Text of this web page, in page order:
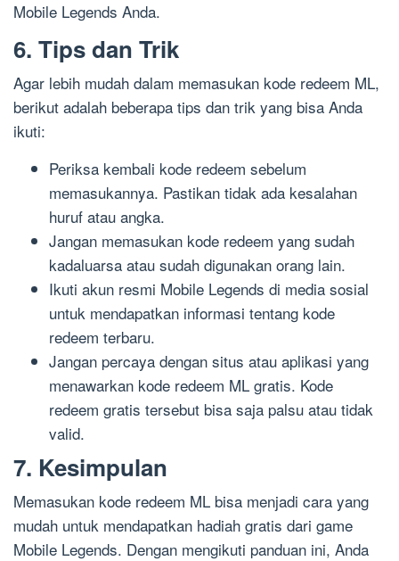
Mobile Legends Anda.
6. Tips dan Trik
Agar lebih mudah dalam memasukan kode redeem ML,
berikut adalah beberapa tips dan trik yang bisa Anda
ikuti:
Periksa kembali kode redeem sebelum
memasukannya. Pastikan tidak ada kesalahan
huruf atau angka.
Jangan memasukan kode redeem yang sudah
kadaluarsa atau sudah digunakan orang lain.
Ikuti akun resmi Mobile Legends di media sosial
untuk mendapatkan informasi tentang kode
redeem terbaru.
Jangan percaya dengan situs atau aplikasi yang
menawarkan kode redeem ML gratis. Kode
redeem gratis tersebut bisa saja palsu atau tidak
valid.
7. Kesimpulan
Memasukan kode redeem ML bisa menjadi cara yang
mudah untuk mendapatkan hadiah gratis dari game
Mobile Legends. Dengan mengikuti panduan ini, Anda